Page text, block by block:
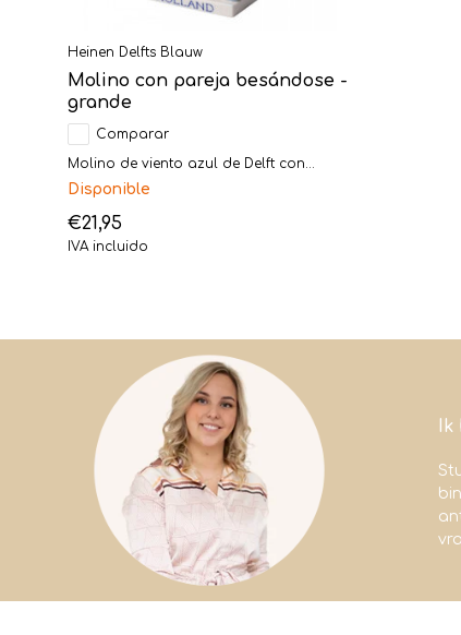
Heinen Delfts Blauw
Molino con pareja besándose -
grande
Comparar
Molino de viento azul de Delft con...
Disponible
€21,95
IVA incluido